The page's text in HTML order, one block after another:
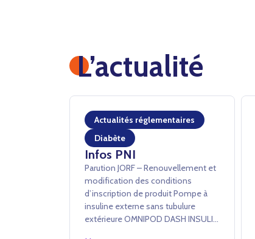
L’actualité
Actualités réglementaires
Diabète
Infos PNI
Parution JORF – Renouvellement et
modification des conditions
d’inscription de produit Pompe à
insuline externe sans tubulure
extérieure OMNIPOD DASH INSULIN